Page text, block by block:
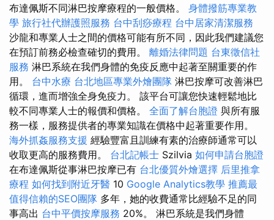
布達佩斯不同淋巴按摩療程的一般價格。 身體撥筋專業教
學 旅行社代辦護照服務 台中刮痧療程 台中居家清潔服務
沙龍和專業人士之間的價格可能有所不同，因此我們建議您
在預訂前務必檢查確切的費用。 離婚法律問題 台東徵信社
服務 淋巴系統在我們身體的免疫反應中起著至關重要的作
用。 台中水療 台北地區專業外燴團隊 淋巴按摩可改善淋巴
循環，進而增強全身免疫力。 該平台可讓您快速輕鬆地比
較不同專業人士的報價和價格。 全面了解台胞證 與所有服
務一樣，服務提供者的專業知識在價格中起著重要作用。
海外抓姦服務支援 經驗豐富且訓練有素的治療師通常可以
收取更高的服務費用。 台北記帳士 Szilvia 如何申請台胞證
在布達佩斯從事淋巴按摩已有 台北優質外燴選擇 后里推拿
療程 如何找到附近牙醫 10 Google Analytics教學 推薦最
值得信賴的SEO團隊 多年，她的收費通常比經驗不足的同
事高出 台中平價按摩服務 20%。 淋巴系統是我們身體